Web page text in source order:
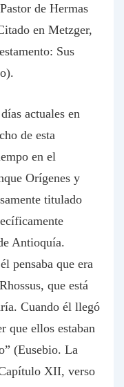
Pastor de Hermas
en Metzger,
Sus
actuales en
de esta
en el
Orígenes y
titulado
Antioquía.
pensaba que era
que está
Cuando él llegó
que ellos estaban
(Eusebio. La
XII, verso